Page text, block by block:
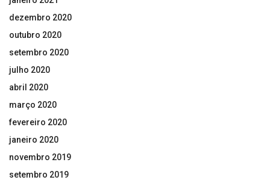
dezembro 2020
outubro 2020
setembro 2020
julho 2020
abril 2020
março 2020
fevereiro 2020
janeiro 2020
novembro 2019
setembro 2019